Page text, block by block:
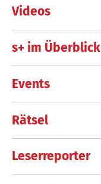
Videos
s+ im Überblick
Events
Rätsel
Leserreporter